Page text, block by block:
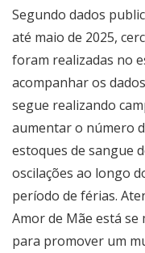
Segundo dados
até maio de 2025,
foram realizadas no
acompanhar os
segue realizando
aumentar o número
estoques de sangue
oscilações ao longo
período de férias.
Amor de Mãe está
para promover um